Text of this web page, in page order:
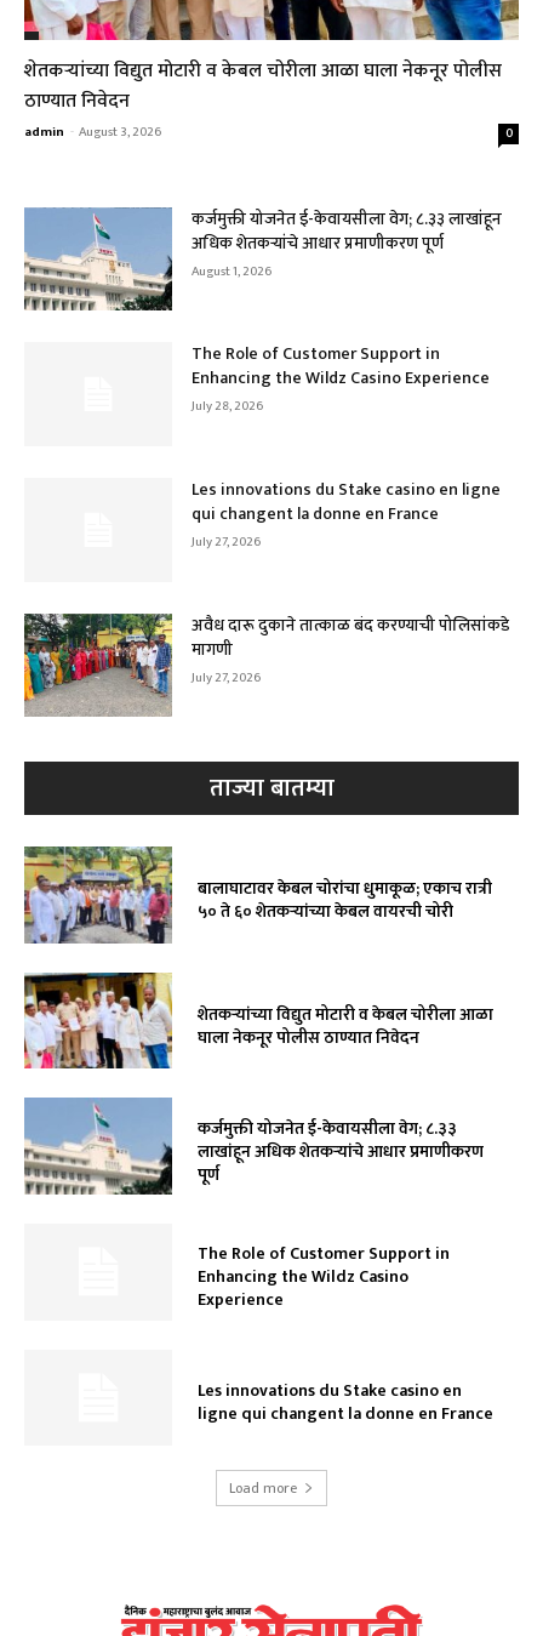
शेतकऱ्यांच्या विद्युत मोटारी व केबल चोरीला आळा घाला नेकनूर पोलीस
ठाण्यात निवेदन
admin - August 3, 2026 0
कर्जमुक्ती योजनेत ई-केवायसीला वेग; ८.३३ लाखांहून
अधिक शेतकऱ्यांचे आधार प्रमाणीकरण पूर्ण
August 1, 2026
The Role of Customer Support in
Enhancing the Wildz Casino Experience
July 28, 2026
Les innovations du Stake casino en ligne
qui changent la donne en France
July 27, 2026
अवैध दारू दुकाने तात्काळ बंद करण्याची पोलिसांकडे
मागणी
July 27, 2026
ताज्या बातम्या
बालाघाटावर केबल चोरांचा धुमाकूळ; एकाच रात्री
५० ते ६० शेतकऱ्यांच्या केबल वायरची चोरी
शेतकऱ्यांच्या विद्युत मोटारी व केबल चोरीला आळा
घाला नेकनूर पोलीस ठाण्यात निवेदन
कर्जमुक्ती योजनेत ई-केवायसीला वेग; ८.३३
लाखांहून अधिक शेतकऱ्यांचे आधार प्रमाणीकरण
पूर्ण
The Role of Customer Support in
Enhancing the Wildz Casino
Experience
Les innovations du Stake casino en
ligne qui changent la donne en France
Load more